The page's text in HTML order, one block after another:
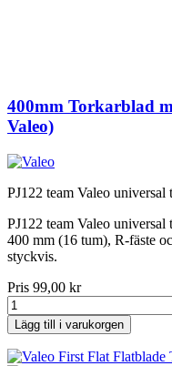
400mm Torkarblad
Valeo)
PJ122 team Valeo universal
PJ122 team Valeo
400 mm (16 tum), R-fäste
styckvis.
Pris 99,00 kr
Lägg till i varukorgen